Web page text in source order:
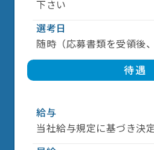
下さい
選考日
随時（応募書類を受領後
待遇
給与
当社給与規定に基づき決